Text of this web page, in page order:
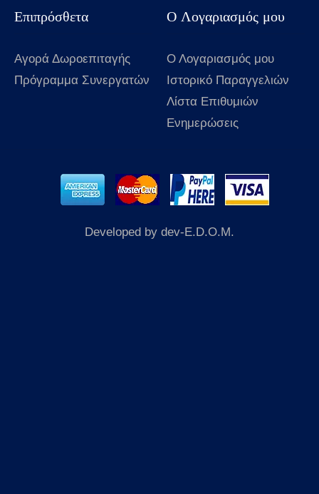
Επιπρόσθετα
Αγορά Δωροεπιταγής
Πρόγραμμα Συνεργατών
Ο Λογαριασμός μου
Ο Λογαριασμός μου
Ιστορικό Παραγγελιών
Λίστα Επιθυμιών
Ενημερώσεις
Developed by dev-E.D.O.M.